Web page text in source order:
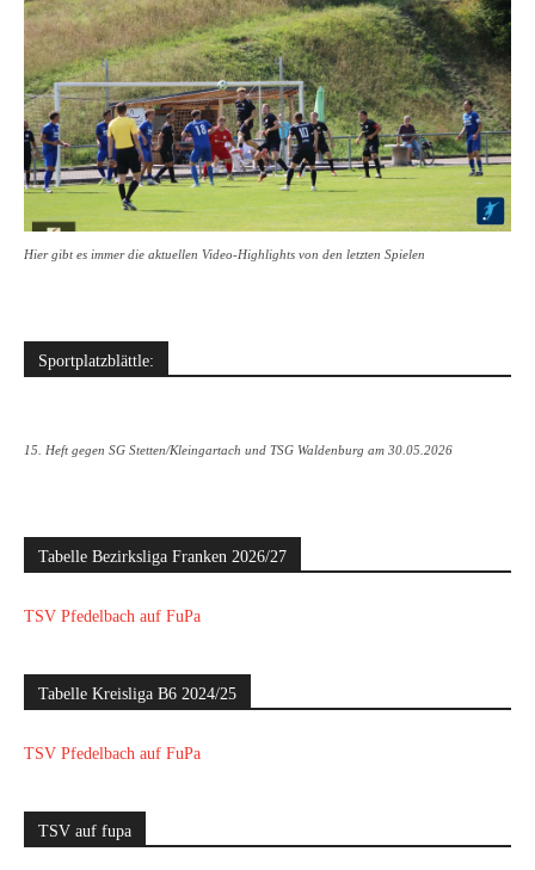
Hier gibt es immer die aktuellen Video-Highlights von den letzten Spielen
Sportplatzblättle:
15. Heft gegen SG Stetten/Kleingartach und TSG Waldenburg am 30.05.2026
Tabelle Bezirksliga Franken 2026/27
TSV Pfedelbach auf FuPa
Tabelle Kreisliga B6 2024/25
TSV Pfedelbach auf FuPa
TSV auf fupa